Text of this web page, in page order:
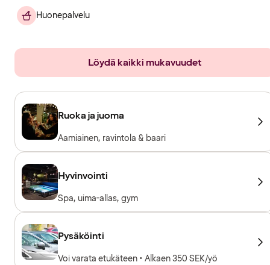
Huonepalvelu
Löydä kaikki mukavuudet
Ruoka ja juoma
Aamiainen, ravintola & baari
Hyvinvointi
Spa, uima-allas, gym
Pysäköinti
Voi varata etukäteen • Alkaen 350 SEK/yö